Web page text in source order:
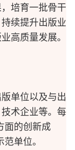
培育一批骨干
续提升出版业
高质量发展。
单位以及与出
术企业等。每
面的创新成
单位。